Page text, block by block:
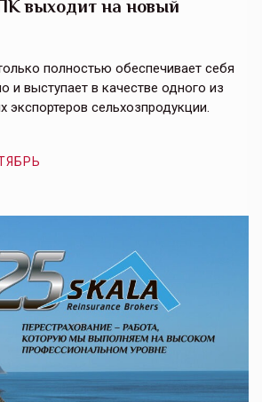
выходит на новый
полностью обеспечивает себя
и выступает в качестве одного из
экспортеров сельхозпродукции.